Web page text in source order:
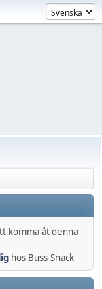
komma åt denna
hos Buss-Snack